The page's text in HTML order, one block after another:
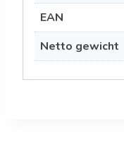
EAN
Netto gewicht